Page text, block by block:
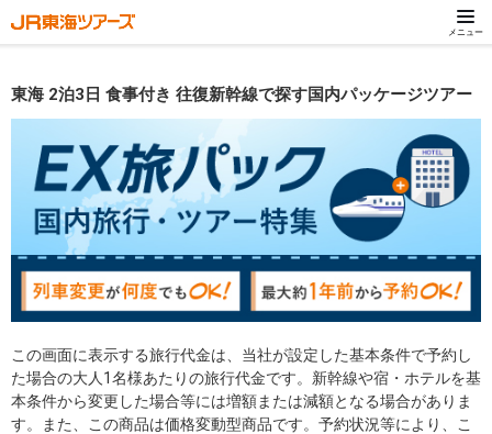
メニュー
東海 2泊3日 食事付き 往復新幹線で探す国内パッケージツアー
この画面に表示する旅行代金は、当社が設定した基本条件で予約し
た場合の大人1名様あたりの旅行代金です。新幹線や宿・ホテルを基
本条件から変更した場合等には増額または減額となる場合がありま
す。また、この商品は価格変動型商品です。予約状況等により、こ